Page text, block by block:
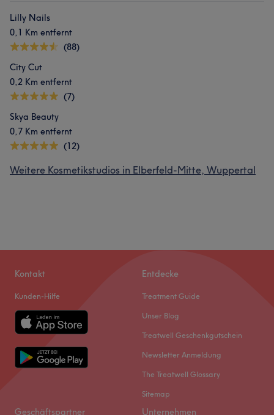
Lilly Nails
0,1 Km entfernt
(88)
City Cut
0,2 Km entfernt
(7)
Skya Beauty
0,7 Km entfernt
(12)
Weitere Kosmetikstudios in Elberfeld-Mitte, Wuppertal
Kontakt
Kunden-Hilfe
Entdecke
Treatment Guide
Unser Blog
Treatwell Geschenkgutschein
Newsletter Anmeldung
The Treatwell Glossary
Sitemap
Geschäftspartner Unternehmen